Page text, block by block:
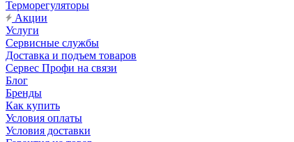
Терморегуляторы
Акции
Услуги
Сервисные службы
Доставка и подъем товаров
Сервес Профи на связи
Блог
Бренды
Как купить
Условия оплаты
Условия доставки